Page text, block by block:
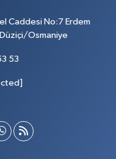
Caddesi No:7 Erdem
Osmaniye
53